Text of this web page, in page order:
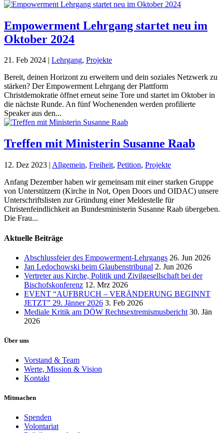
Empowerment Lehrgang startet neu im
Oktober 2024
21. Feb 2024 | Lehrgang, Projekte
Bereit, deinen Horizont zu erweitern und dein soziales Netzwerk zu
stärken? Der Empowerment Lehrgang der Plattform
Christdemokratie öffnet erneut seine Tore und startet im Oktober in
die nächste Runde. An fünf Wochenenden werden profilierte
Speaker aus den...
Treffen mit Ministerin Susanne Raab
12. Dez 2023 | Allgemein, Freiheit, Petition, Projekte
Anfang Dezember haben wir gemeinsam mit einer starken Gruppe
von Unterstützern (Kirche in Not, Open Doors und OIDAC) unsere
Unterschriftslisten zur Gründung einer Meldestelle für
Christenfeindlichkeit an Bundesministerin Susanne Raab übergeben.
Die Frau...
Aktuelle Beiträge
Abschlussfeier des Empowerment-Lehrgangs 26. Jun 2026
Jan Ledochowski beim Glaubenstribunal 2. Jun 2026
Vertreter aus Kirche, Politik und Zivilgesellschaft bei der
Bischofskonferenz 12. Mrz 2026
EVENT “AUFBRUCH – VERÄNDERUNG BEGINNT
JETZT” 29. Jänner 2026 3. Feb 2026
Mediale Kritik am DÖW Rechtsextremismusbericht 30. Jän
2026
Über uns
Vorstand & Team
Werte, Mission & Vision
Kontakt
Mitmachen
Spenden
Volontariat